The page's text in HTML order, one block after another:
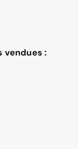
vendues :